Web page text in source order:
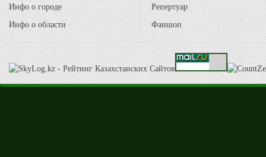
Инфо о городе
Инфо о области
Репертуар
Фаншоп